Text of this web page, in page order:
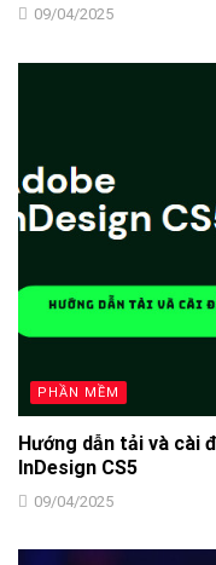
09/04/2025
PHẦN MỀM
Hướng dẫn tải và cài
InDesign CS5
09/04/2025